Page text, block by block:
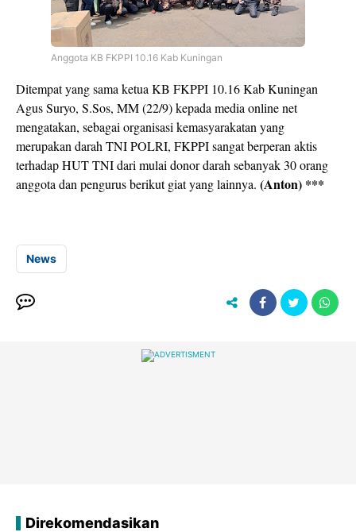
Anggota KB FKPPI 10.16 Kab Kuningan
Ditempat yang sama ketua KB FKPPI 10.16 Kab Kuningan
Agus Suryo, S.Sos, MM (22/9) kepada media online net
mengatakan, sebagai organisasi kemasyarakatan yang
merupakan darah TNI POLRI, FKPPI sangat berperan aktis
terhadap HUT TNI dari mulai donor darah sebanyak 30 orang
anggota dan pengurus berikut giat yang lainnya. (Anton) ***
News
Direkomendasikan